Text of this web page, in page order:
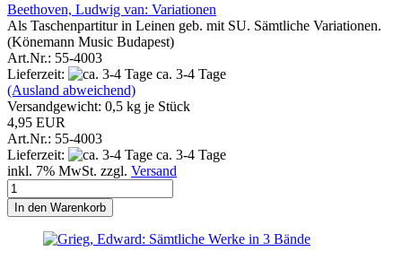
Beethoven, Ludwig van: Variationen
Als Taschenpartitur in Leinen geb. mit SU. Sämtliche Variationen.
(Könemann Music Budapest)
Art.Nr.: 55-4003
Lieferzeit:
ca. 3-4 Tage
(Ausland abweichend)
Versandgewicht: 0,5 kg je Stück
4,95 EUR
Art.Nr.: 55-4003
Lieferzeit:
ca. 3-4 Tage
inkl. 7% MwSt. zzgl. Versand
In den Warenkorb